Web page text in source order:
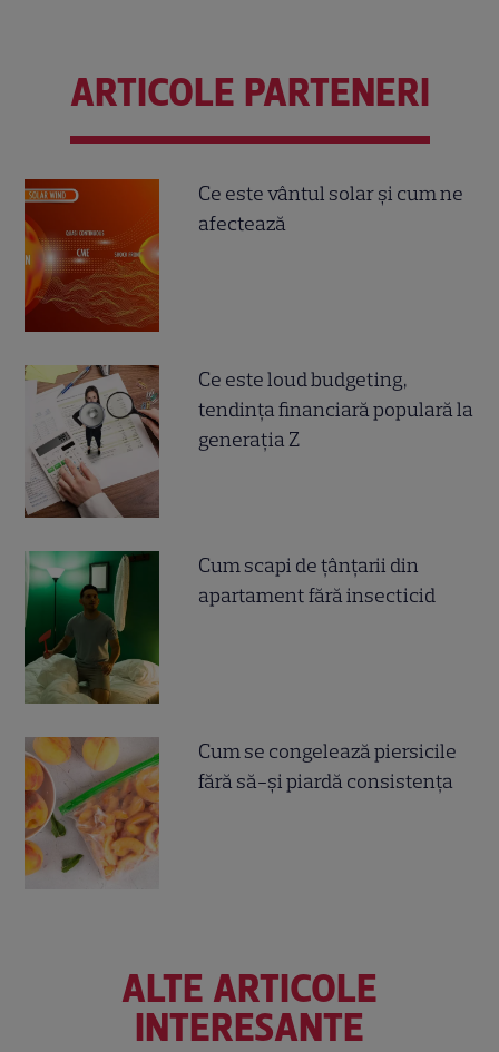
ARTICOLE PARTENERI
Ce este vântul solar și cum ne
afectează
Ce este loud budgeting,
tendința financiară populară la
generația Z
Cum scapi de țânțarii din
apartament fără insecticid
Cum se congelează piersicile
fără să-și piardă consistența
ALTE ARTICOLE
INTERESANTE